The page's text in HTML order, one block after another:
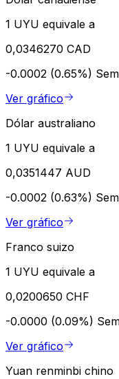
1 UYU equivale a
0,0346270 CAD
-0.0002 (0.65%)
Ver gráfico
Dólar australiano
1 UYU equivale a
0,0351447 AUD
-0.0002 (0.63%)
Ver gráfico
Franco suizo
1 UYU equivale a
0,0200650 CHF
-0.0000 (0.09%)
Ver gráfico
Yuan renminbi chino